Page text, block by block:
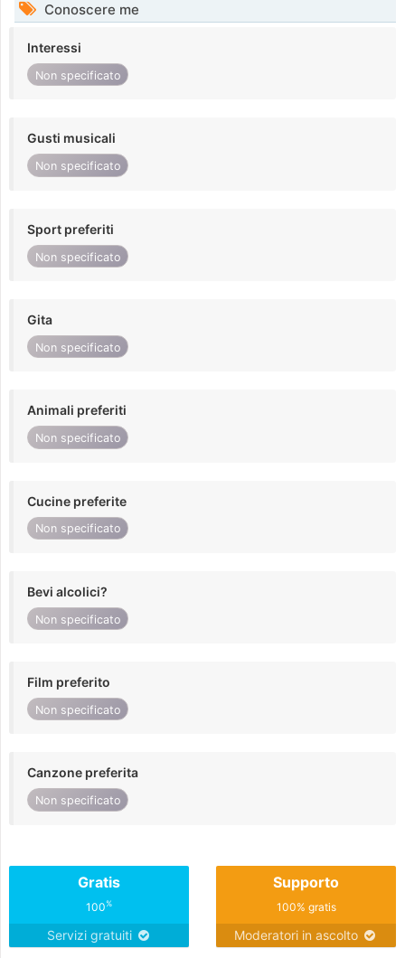
Conoscere me
Interessi
Non specificato
Gusti musicali
Non specificato
Sport preferiti
Non specificato
Gita
Non specificato
Animali preferiti
Non specificato
Cucine preferite
Non specificato
Bevi alcolici?
Non specificato
Film preferito
Non specificato
Canzone preferita
Non specificato
Gratis
100%
Servizi gratuiti
Supporto
100% gratis
Moderatori in ascolto